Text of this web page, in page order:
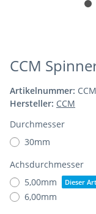
CCM
Artikelnummer:
Hersteller: CCM
Durchmesser
30mm
Achsdurchmesser
5,00mm
Dieser
6,00mm